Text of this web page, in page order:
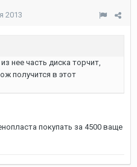
2013
нее часть диска торчит,
получится в этот
покупать за 4500 ваще